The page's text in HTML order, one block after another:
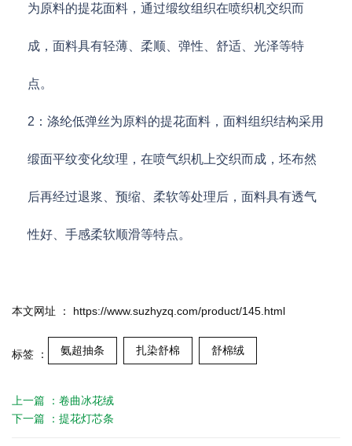
为原料的提花面料，通过缎纹组织在喷织机交织而
成，面料具有轻薄、柔顺、弹性、舒适、光泽等特
点。
2：涤纶低弹丝为原料的提花面料，面料组织结构采用
缎面平纹变化纹理，在喷气织机上交织而成，坯布然
后再经过退浆、预缩、柔软等处理后，面料具有透气
性好、手感柔软顺滑等特点。
本文网址 ： https://www.suzhyzq.com/product/145.html
标签 ： 氨超抽条 扎染舒棉 舒棉绒
上一篇 ： 卷曲冰花绒
下一篇 ： 提花灯芯条